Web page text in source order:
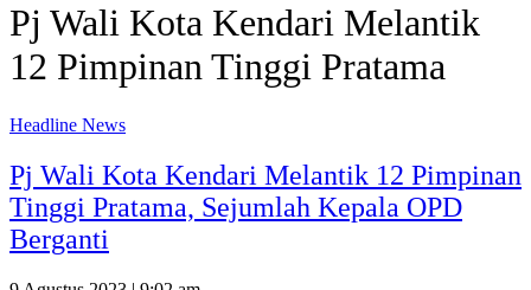
Pj Wali Kota Kendari Melantik
12 Pimpinan Tinggi Pratama
Headline News
Pj Wali Kota Kendari Melantik 12 Pimpinan
Tinggi Pratama, Sejumlah Kepala OPD
Berganti